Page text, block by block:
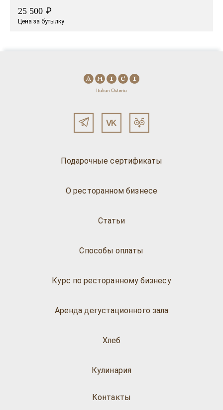
25 500 ₽
Цена за бутылку
Подарочные сертификаты
О ресторанном бизнесе
Статьи
Способы оплаты
Курс по ресторанному бизнесу
Аренда дегустационного зала
Хлеб
Кулинария
Контакты